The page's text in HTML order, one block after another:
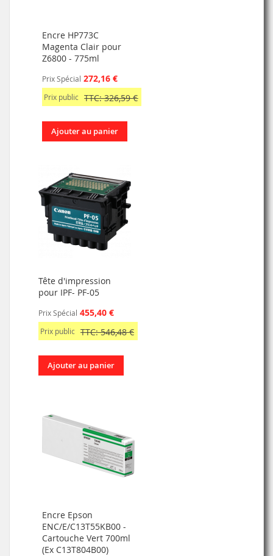
Encre HP773C
Magenta Clair pour
Z6800 - 775ml
Prix Spécial 272,16 €
Prix public TTC: 326,59 €
Ajouter au panier
Tête d'impression
pour IPF- PF-05
Prix Spécial 455,40 €
Prix public TTC: 546,48 €
Ajouter au panier
Encre Epson
ENC/E/C13T55KB00 -
Cartouche Vert 700ml
(Ex C13T804B00)